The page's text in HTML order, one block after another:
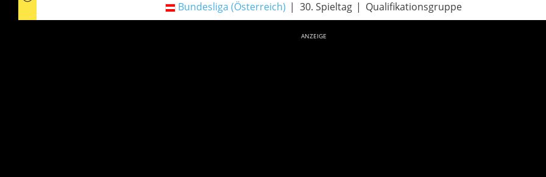
Bundesliga (Österreich) 30. Spieltag Qualifikationsgruppe
ANZEIGE